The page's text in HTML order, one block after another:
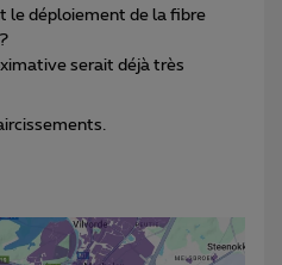
le déploiement de la fibre
?
serait déjà très